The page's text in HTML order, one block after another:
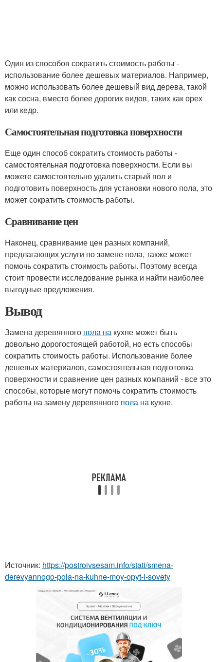
Один из способов сократить стоимость работы -
использование более дешевых материалов. Например,
можно использовать более дешевый вид дерева, такой
как сосна, вместо более дорогих видов, таких как орех
или кедр.
Самостоятельная подготовка поверхности
Еще один способ сократить стоимость работы -
самостоятельная подготовка поверхности. Если вы
можете самостоятельно удалить старый пол и
подготовить поверхность для установки нового пола, это
может сократить стоимость работы.
Сравнивание цен
Наконец, сравнивание цен разных компаний,
предлагающих услуги по замене пола, также может
помочь сократить стоимость работы. Поэтому всегда
стоит провести исследование рынка и найти наиболее
выгодные предложения.
Вывод
Замена деревянного пола на кухне может быть
довольно дорогостоящей работой, но есть способы
сократить стоимость работы. Использование более
дешевых материалов, самостоятельная подготовка
поверхности и сравнение цен разных компаний - все это
способы, которые могут помочь сократить стоимость
работы на замену деревянного пола на кухне.
Источник: https://postroivsesam.info/stati/smena-
derevyannogo-pola-na-kuhne-moy-opyt-i-sovety